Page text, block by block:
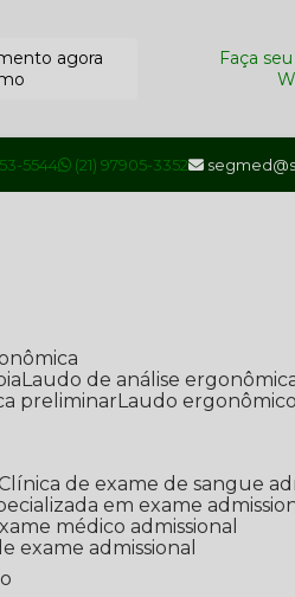
agora
Faça
5544 (21) 97905-3352
Laudo de análise
preliminar Laudo
Clínica de exame de sangue
em exame
médico admissional
exame admissional